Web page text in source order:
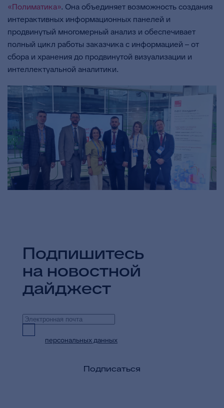
«Полиматика». Она объединяет возможность создания
интерактивных информационных панелей и
продвинутый многомерный анализ и обеспечивает
полный цикл работы заказчика с информацией – от
сбора и хранения до продвинутой визуализации и
интеллектуальной аналитики.
Подпишитесь
на новостной
дайджест
персональных данных
Подписаться